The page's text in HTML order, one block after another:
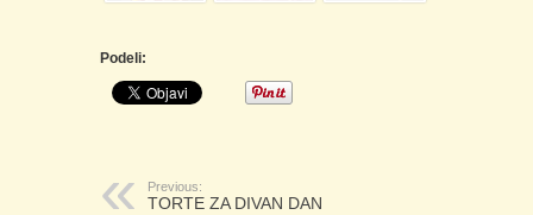
Podeli:
Previous:
TORTE ZA DIVAN DAN